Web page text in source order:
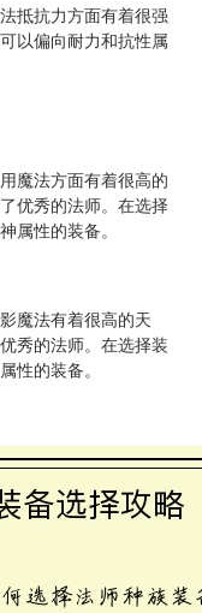
抵抗力方面有着很强
以偏向耐力和抗性属
魔法方面有着很高的
优秀的法师。在选择
属性的装备。
魔法有着很高的天
秀的法师。在选择装
性的装备。